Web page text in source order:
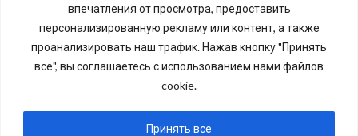
впечатления от просмотра, предоставить
персонализированную рекламу или контент, а также
проанализировать наш трафик. Нажав кнопку "Принять
все", вы соглашаетесь с использованием нами файлов
cookie.
Принять все
Последние номера наших газет
Copyright © 2026 Внутригородское муниципальное
образование города федерального значения Санкт-